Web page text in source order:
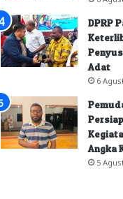
DPRP
Adat
6
Angka
5